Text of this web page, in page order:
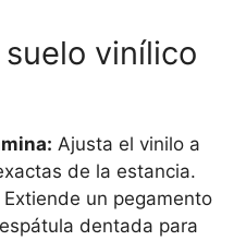
vinílico
Ajusta el vinilo a
de la estancia.
Extiende un pegamento
dentada para